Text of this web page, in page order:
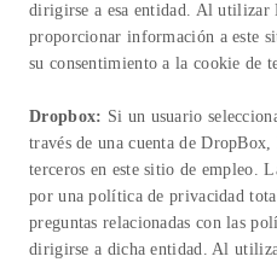
dirigirse a esa entidad. Al
proporcionar información a este
su consentimiento a la cookie de
Dropbox: Si un usuario
través de una cuenta de
terceros en este sitio de empleo.
por una política de privacidad
preguntas relacionadas con las
dirigirse a dicha entidad. Al